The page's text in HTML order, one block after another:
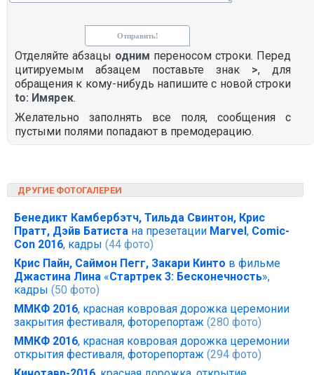
Отделяйте абзацы одним переносом строки. Перед
цитируемым абзацем поставьте знак >, для
обращения к кому-нибудь напишите с новой строки
to: Имярек.
Желательно заполнять все поля, сообщения с
пустыми полями попадают в премодерацию.
ДРУГИЕ ФОТОГАЛЕРЕИ
Бенедикт Камбербэтч, Тильда Свинтон, Крис
Пратт, Дэйв Батиста на презетации Marvel, Comic-
Con 2016, кадры (44 фото)
Крис Пайн, Саймон Пегг, Закари Кинто в фильме
Джастина Лина «Стартрек 3: Бесконечность»,
кадры (50 фото)
ММКФ 2016, красная ковровая дорожка церемонии
закрытия фестиваля, фоторепортаж (280 фото)
ММКФ 2016, красная ковровая дорожка церемонии
открытия фестиваля, фоторепортаж (294 фото)